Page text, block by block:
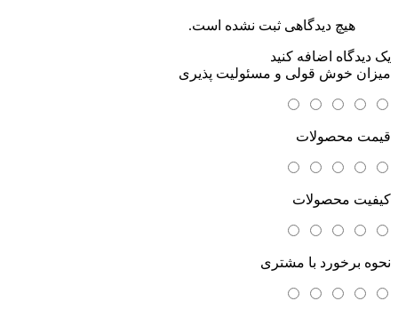
هیچ دیدگاهی ثبت نشده است.
یک دیدگاه اضافه کنید
میزان خوش قولی و مسئولیت پذیری
قیمت محصولات
کیفیت محصولات
نحوه برخورد با مشتری